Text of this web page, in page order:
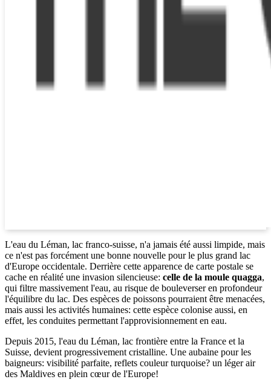
L'eau du Léman, lac franco-suisse, n'a jamais été aussi limpide, mais
ce n'est pas forcément une bonne nouvelle pour le plus grand lac
d'Europe occidentale. Derrière cette apparence de carte postale se
cache en réalité une invasion silencieuse: celle de la moule quagga,
qui filtre massivement l'eau, au risque de bouleverser en profondeur
l'équilibre du lac. Des espèces de poissons pourraient être menacées,
mais aussi les activités humaines: cette espèce colonise aussi, en
effet, les conduites permettant l'approvisionnement en eau.
Depuis 2015, l'eau du Léman, lac frontière entre la France et la
Suisse, devient progressivement cristalline. Une aubaine pour les
baigneurs: visibilité parfaite, reflets couleur turquoise? un léger air
des Maldives en plein cœur de l'Europe!